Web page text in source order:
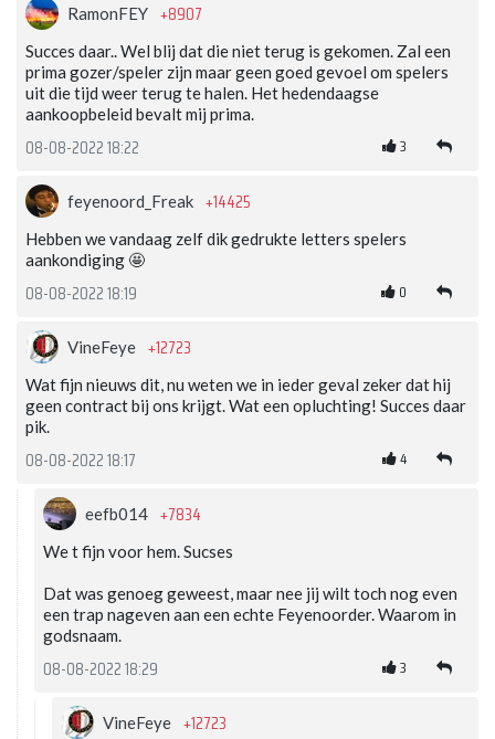
RamonFEY +8907
Succes daar.. Wel blij dat die niet terug is gekomen. Zal een
prima gozer/speler zijn maar geen goed gevoel om spelers
uit die tijd weer terug te halen. Het hedendaagse
aankoopbeleid bevalt mij prima.
08-08-2022 18:22 3
feyenoord_Freak +14425
Hebben we vandaag zelf dik gedrukte letters spelers
aankondiging 🤩
08-08-2022 18:19 0
VineFeye +12723
Wat fijn nieuws dit, nu weten we in ieder geval zeker dat hij
geen contract bij ons krijgt. Wat een opluchting! Succes daar
pik.
08-08-2022 18:17 4
eefb014 +7834
We t fijn voor hem. Sucses
Dat was genoeg geweest, maar nee jij wilt toch nog even
een trap nageven aan een echte Feyenoorder. Waarom in
godsnaam.
08-08-2022 18:29 3
VineFeye +12723